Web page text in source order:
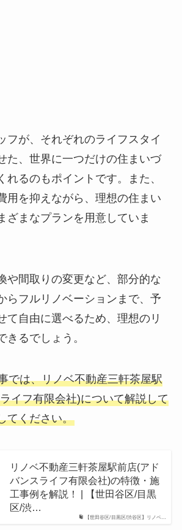
フが、それぞれのライフスタイ
た、世界に一つだけの住まいづ
れるのもポイントです。また、
用を抑えながら、理想の住まい
ざまなプランを用意していま
や間取りの変更など、部分的な
らフルリノベーションまで、予
て自由に選べるため、理想のリ
きるでしょう。
では、リノベ不動産三軒茶屋駅
イフ有限会社)について解説して
てください。
【世田谷区/目黒区/渋谷区】リノベ…
リノベ不動産三軒茶屋駅前店(アド
バンスライフ有限会社)の特徴・施
工事例を解説！ | 【世田谷区/目黒
区/渋…